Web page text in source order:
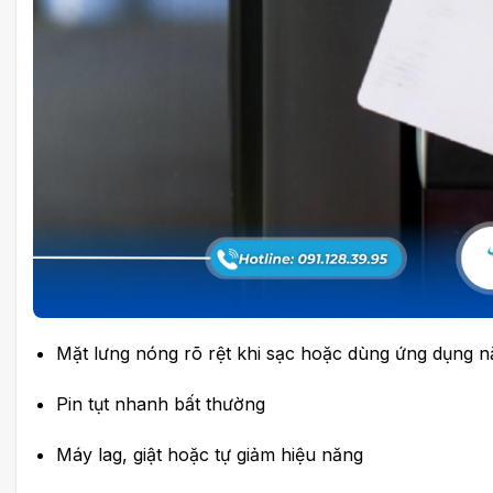
Mặt lưng nóng rõ rệt khi sạc hoặc dùng ứng dụng
Pin tụt nhanh bất thường
Máy lag, giật hoặc tự giảm hiệu năng